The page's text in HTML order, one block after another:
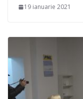
19 ianuarie 2021